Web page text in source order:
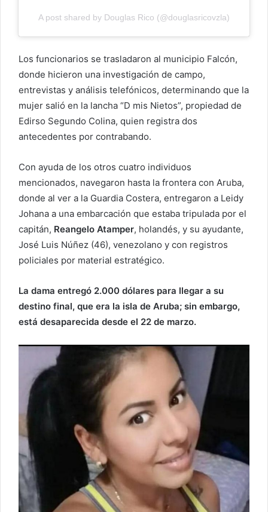
A post shared by Douglas Rico (@douglasricovzla)
Los funcionarios se trasladaron al municipio Falcón,
donde hicieron una investigación de campo,
entrevistas y análisis telefónicos, determinando que la
mujer salió en la lancha “D mis Nietos”, propiedad de
Edirso Segundo Colina, quien registra dos
antecedentes por contrabando.
Con ayuda de los otros cuatro individuos
mencionados, navegaron hasta la frontera con Aruba,
donde al ver a la Guardia Costera, entregaron a Leidy
Johana a una embarcación que estaba tripulada por el
capitán, Reangelo Atamper, holandés, y su ayudante,
José Luis Núñez (46), venezolano y con registros
policiales por material estratégico.
La dama entregó 2.000 dólares para llegar a su
destino final, que era la isla de Aruba; sin embargo,
está desaparecida desde el 22 de marzo.